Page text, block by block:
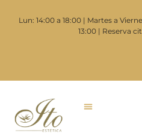
Lun: 14:00 a 18:00 | Martes a
13:00 | Reserva